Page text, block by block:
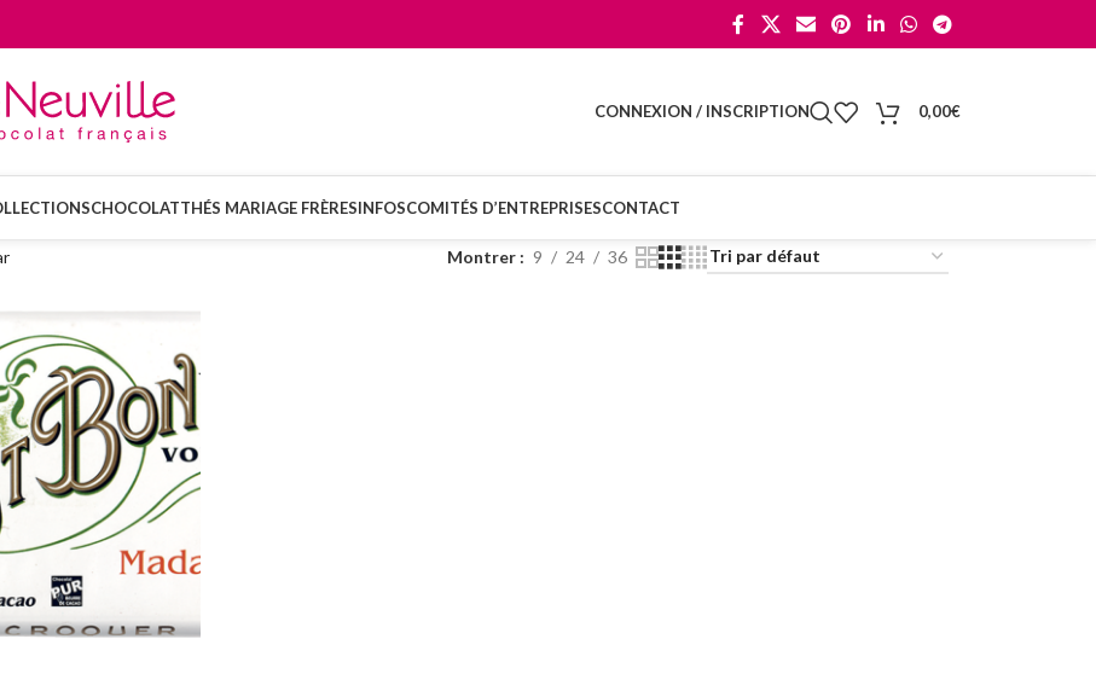
CONNEXION / INSCRIPTION 0,00€
CHOCOLATTHÉS MARIAGE FRÈRESINFOSCOMITÉS D’ENTREPRISESCONTACT
Montrer 9 24 36